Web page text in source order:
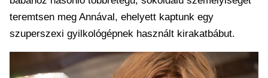
teremtsen meg Annával, ehelyett kaptunk egy
szuperszexi gyilkológépnek használt kirakatbábut.